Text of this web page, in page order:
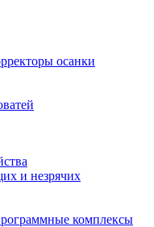
осанки
и незрячих
комплексы